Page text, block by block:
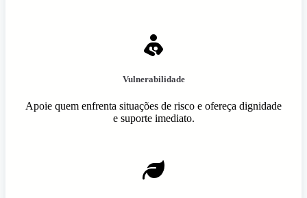
Vulnerabilidade
Apoie quem enfrenta situações de risco e ofereça dignidade
e suporte imediato.